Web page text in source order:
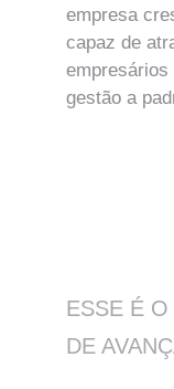
empresa
capaz de
empresários
gestão a
ESSE É
DE